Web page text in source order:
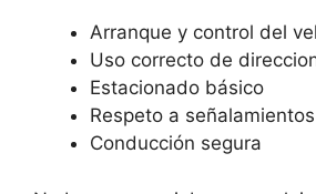
Arranque y control del
Uso correcto de
Estacionado básico
Respeto a señalamientos
Conducción segura